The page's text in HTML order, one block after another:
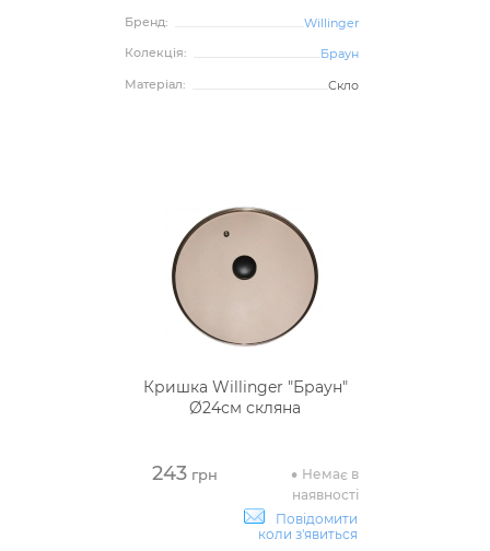
Бренд:
Willinger
Колекція:
Браун
Матеріал:
Скло
Кришка Willinger "Браун"
Ø24см скляна
243 грн
Немає в
наявності
Повідомити
коли з'явиться